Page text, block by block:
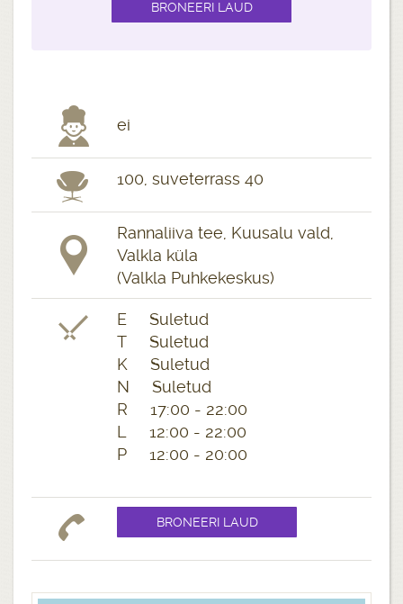
ei
100, suveterrass 40
Rannaliiva tee, Kuusalu vald,
Valkla küla
(Valkla Puhkekeskus)
E Suletud
T Suletud
K Suletud
N Suletud
R 17:00 - 22:00
L 12:00 - 22:00
P 12:00 - 20:00